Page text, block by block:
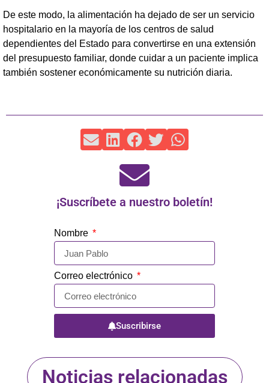
De este modo, la alimentación ha dejado de ser un servicio
hospitalario en la mayoría de los centros de salud
dependientes del Estado para convertirse en una extensión
del presupuesto familiar, donde cuidar a un paciente implica
también sostener económicamente su nutrición diaria.
¡Suscríbete a nuestro boletín!
Nombre
Correo electrónico
Suscribirse
Noticias relacionadas